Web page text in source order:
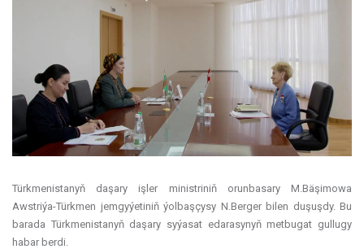
Türkmenistanyň daşary işler ministriniň orunbasary M.Bäşimowa
Awstriýa-Türkmen jemgyýetiniň ýolbaşçysy N.Berger bilen duşuşdy. Bu
barada Türkmenistanyň daşary syýasat edarasynyň metbugat gullugy
habar berdi.